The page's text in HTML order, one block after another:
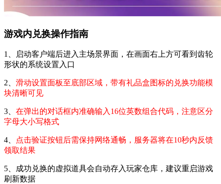
游戏内兑换操作指南
1、启动客户端后进入主场景界面，在画面右上方可看到齿轮
形状的系统设置入口
2、 滑动设置面板至底部区域，带有礼品盒图标的兑换功能模
块清晰可见
3、 在弹出的对话框内准确输入16位英数组合代码，注意区分
字母大小写格式
4、
点击验证按钮后需保持网络通畅，服务器将在10秒内反馈
领取结果
5、成功兑换的虚拟道具会自动存入玩家仓库，建议重启游戏
刷新数据